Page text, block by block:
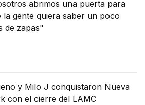
abrimos una puerta para
la gente quiera saber un poco
de zapas"
y Milo J conquistaron Nueva
con el cierre del LAMC